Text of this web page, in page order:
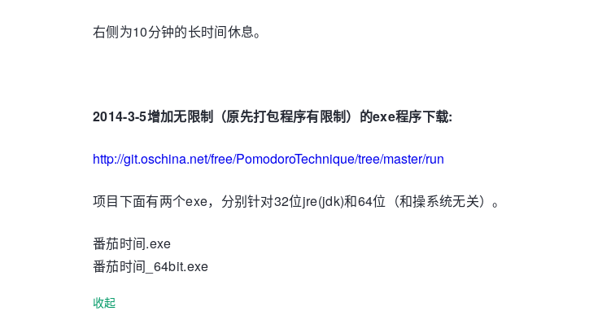
右侧为10分钟的长时间休息。
2014-3-5增加无限制（原先打包程序有限制）的exe程序下载:
http://git.oschina.net/free/PomodoroTechnique/tree/master/run
项目下面有两个exe，分别针对32位jre(jdk)和64位（和操系统无关）。
番茄时间.exe
番茄时间_64bit.exe
收起